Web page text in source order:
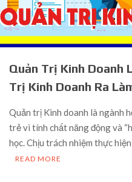
Quản Trị Kinh Doanh
Trị Kinh Doanh Ra
Quản trị Kinh doanh là ngành
trẻ vì tính chất năng động và
học. Chịu trách nhiệm thực
READ MORE